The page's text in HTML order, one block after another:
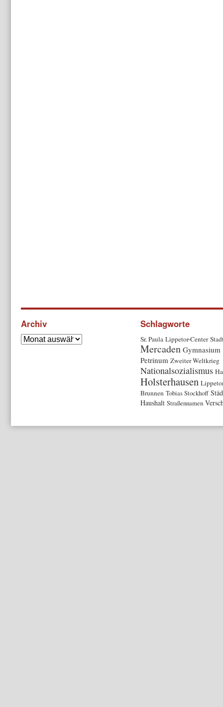
Archiv Schlagworte
Sr. Paula Lippetor-Center
Mercaden Gymnasium
Petrinum Zweiter Weltkrieg
Nationalsozialismus
Holsterhausen
Brunnen Tobias Stockhoff
Haushalt Straßennamen